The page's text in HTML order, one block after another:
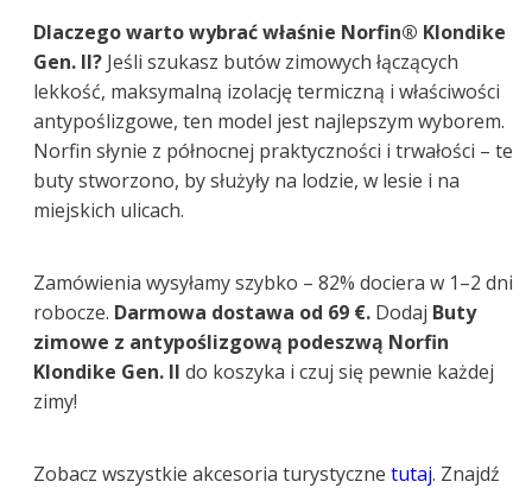
Dlaczego warto wybrać właśnie Norfin® Klondike
Gen. II? Jeśli szukasz butów zimowych łączących
lekkość, maksymalną izolację termiczną i właściwości
antypoślizgowe, ten model jest najlepszym wyborem.
Norfin słynie z północnej praktyczności i trwałości – te
buty stworzono, by służyły na lodzie, w lesie i na
miejskich ulicach.
Zamówienia wysyłamy szybko – 82% dociera w 1–2 dni
robocze. Darmowa dostawa od 69 €. Dodaj Buty
zimowe z antypoślizgową podeszwą Norfin
Klondike Gen. II do koszyka i czuj się pewnie każdej
zimy!
Zobacz wszystkie akcesoria turystyczne tutaj. Znajdź